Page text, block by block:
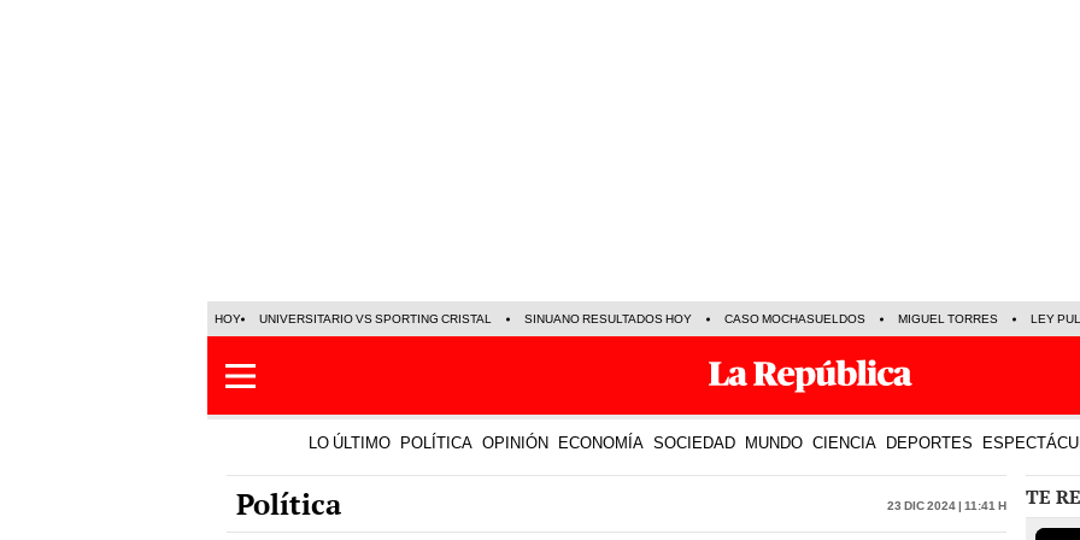
HOY UNIVERSITARIO VS SPORTING CRISTAL SINUANO RESULTADOS HOY CASO MOCHASUELDOS MIGUEL TORRES LEY
LO ÚLTIMO POLÍTICA OPINIÓN ECONOMÍA SOCIEDAD MUNDO CIENCIA DEPORTES
Política 23 Dic 2024 | 11:41 h TE